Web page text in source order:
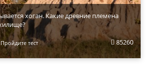
хоган. Какие древние племена
85260
Пройдите тест